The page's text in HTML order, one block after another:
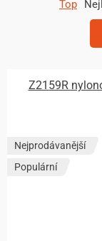
Top
Z2159R
Nejprodávanější
Populární